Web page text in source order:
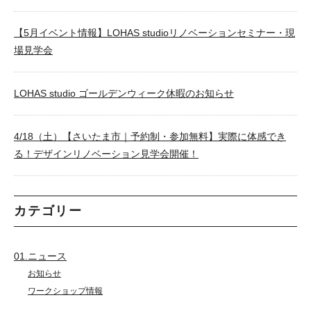
【5月イベント情報】LOHAS studioリノベーションセミナー・現
場見学会
LOHAS studio ゴールデンウィーク休暇のお知らせ
4/18（土）【さいたま市｜予約制・参加無料】実際に体感でき
る！デザインリノベーション見学会開催！
カテゴリー
01.ニュース
お知らせ
ワークショップ情報